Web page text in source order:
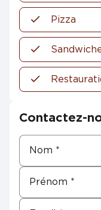
Pizza
Contactez-